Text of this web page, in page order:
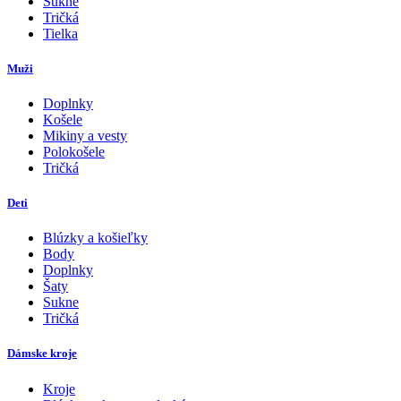
Tričká
Tielka
Muži
Doplnky
Košele
Mikiny a vesty
Polokošele
Tričká
Deti
Blúzky a košieľky
Body
Doplnky
Šaty
Sukne
Tričká
Dámske kroje
Kroje